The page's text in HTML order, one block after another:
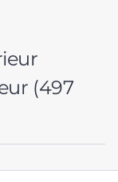
(497